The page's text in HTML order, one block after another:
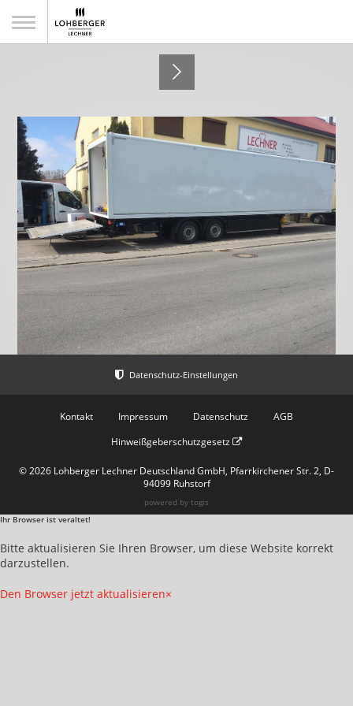
Küchentruck
Kontakt Impressum Datenschutz
AGB
Hinweißgeberschutzgesetz
© 2026 Lohberger Lechner Deutschland GmbH, Pfarrkirchener Str. 2, D-
94099 Ruhstorf
powered by togis
Ihr Browser ist veraltet!
Bitte aktualisieren Sie Ihren Browser, um diese Website korrekt
darzustellen.
Den Browser jetzt aktualisieren×